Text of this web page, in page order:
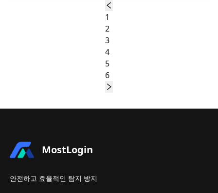
1
2
3
4
5
6
MostLogin
안전하고 효율적인 탐지 방지